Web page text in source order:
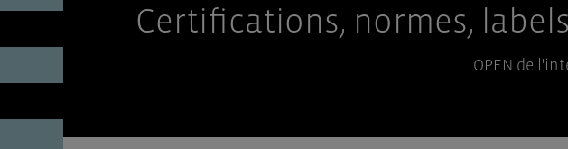
Certifications, normes,
OPEN de